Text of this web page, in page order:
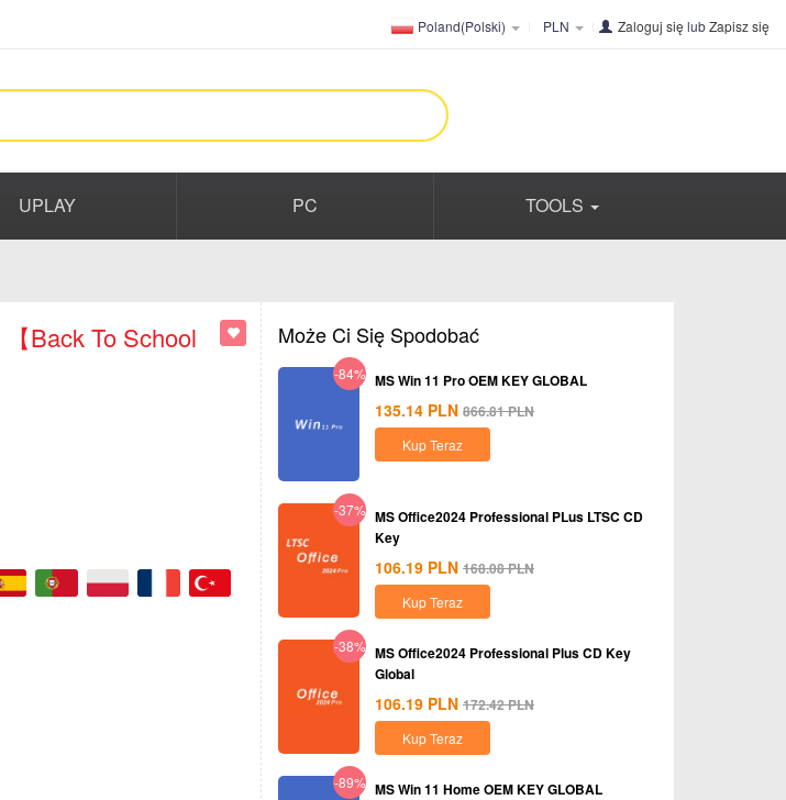
Poland(Polski) PLN Zaloguj się lubZapisz się
UPLAY PC TOOLS
【Back To School
Może Ci Się Spodobać
-84% MS Win 11 Pro OEM KEY GLOBAL
135.14 PLN 866.81PLN
Kup Teraz
-37% MS Office2024 Professional PLus LTSC CD
Key
106.19 PLN 168.08PLN
Kup Teraz
-38% MS Office2024 Professional Plus CD Key
Global
106.19 PLN 172.42PLN
Kup Teraz
-89% MS Win 11 Home OEM KEY GLOBAL